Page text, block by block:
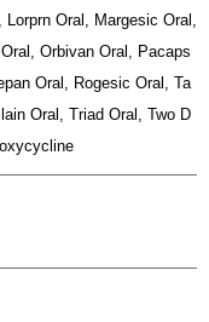
Oral, Margesic Oral,
Orbivan Oral, Pacaps
Oral, Rogesic Oral, Ta
Oral, Triad Oral, Two D